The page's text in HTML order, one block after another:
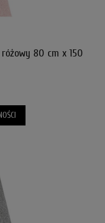
80 cm x 150